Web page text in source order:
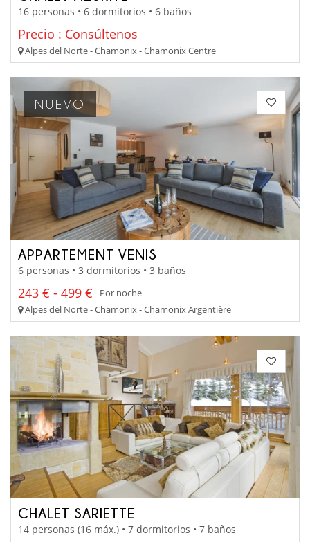
16 personas • 6 dormitorios • 6 baños
Precio : Consúltenos
Alpes del Norte - Chamonix - Chamonix Centre
NUEVO
APPARTEMENT VENIS
6 personas • 3 dormitorios • 3 baños
243 € - 499 €
Por noche
Alpes del Norte - Chamonix - Chamonix Argentière
CHALET SARIETTE
14 personas (16 máx.) • 7 dormitorios • 7 baños